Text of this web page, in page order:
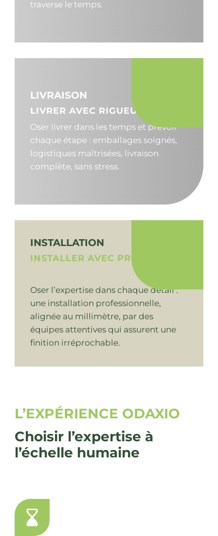
traverse le temps.
LIVRAISON
LIVRER AVEC RIGUEUR
Oser livrer dans les temps et prévoir
chaque étape : emballages soignés,
logistiques maîtrisées, livraison
complète, sans stress.
INSTALLATION
INSTALLER AVEC PRÉCISION
Oser l’expertise dans chaque détail :
une installation professionnelle,
alignée au millimètre, par des
équipes attentives qui assurent une
finition irréprochable.
L’EXPÉRIENCE ODAXIO
Choisir l’expertise à
l’échelle humaine